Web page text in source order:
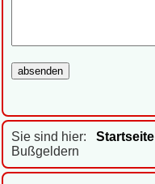
Sie sind hier: Startseite
Bußgeldern